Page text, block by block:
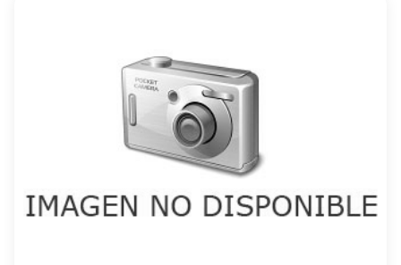
MARÍA ANGELES MORA
CARGO: